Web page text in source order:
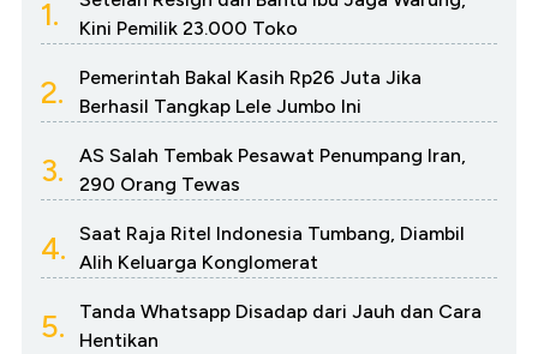
1.
Kini Pemilik 23.000 Toko
2.
Pemerintah Bakal Kasih Rp26 Juta Jika
Berhasil Tangkap Lele Jumbo Ini
3.
AS Salah Tembak Pesawat Penumpang Iran,
290 Orang Tewas
4.
Saat Raja Ritel Indonesia Tumbang, Diambil
Alih Keluarga Konglomerat
5.
Tanda Whatsapp Disadap dari Jauh dan Cara
Hentikan